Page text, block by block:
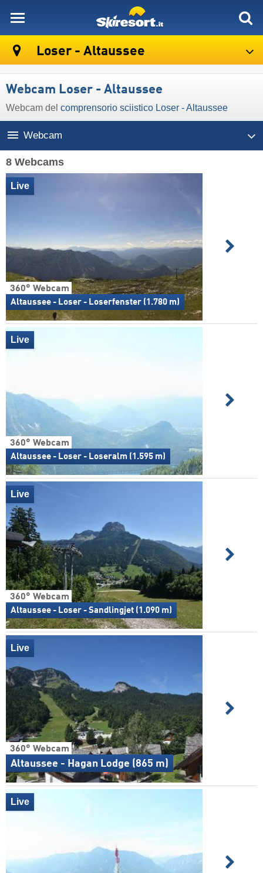
Loser - Altaussee
Webcam Loser - Altaussee
Webcam del comprensorio sciistico Loser - Altaussee
Webcam
8 Webcams
360° Webcam
Altaussee - Loser - Loserfenster (1.780 m)
Live
360° Webcam
Altaussee - Loser - Loseralm (1.595 m)
Live
360° Webcam
Altaussee - Loser - Sandlingjet (1.090 m)
Live
360° Webcam
Altaussee - Hagan Lodge (865 m)
Live
Live